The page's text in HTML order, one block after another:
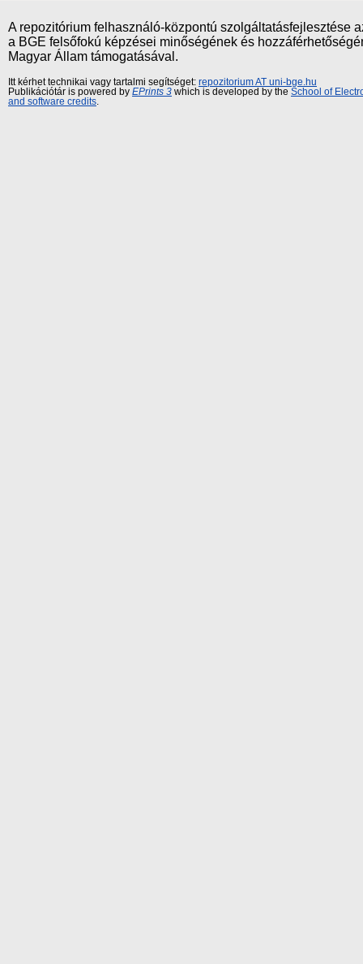
A repozitórium felhasználó-központú szolgáltatásfejlesztése
a BGE felsőfokú képzései minőségének és
Magyar Állam támogatásával.
Itt kérhet technikai vagy tartalmi segítséget: repozitorium AT uni-bge.hu
Publikációtár is powered by EPrints 3 which is developed by the School of
and software credits